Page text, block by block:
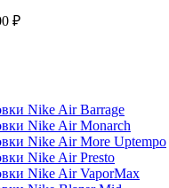
₽
Nike Air Barrage
Nike Air Monarch
Nike Air More Uptempo
Nike Air Presto
Nike Air VaporMax